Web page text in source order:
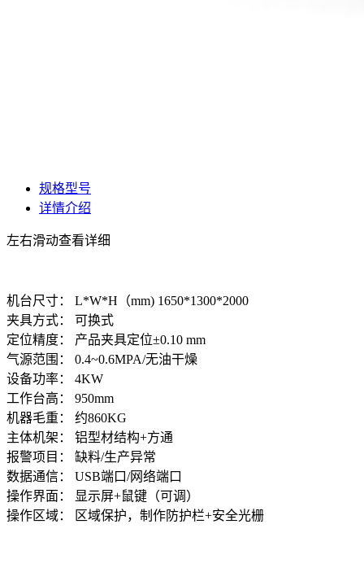
规格型号
详情介绍
左右滑动查看详细
机台尺寸： L*W*H（mm) 1650*1300*2000
夹具方式：
可换式
定位精度：
产品夹具定位±0.10 mm
气源范围 ：
0.4~0.6MPA/无油干燥
设备功率：
4KW
工作台高 ：
950mm
机器毛重：
约860KG
主体机架 ：
铝型材结构+方通
报警项目 ：
缺料/生产异常
数据通信：
USB端口/网络端口
操作界面 ：
显示屏+鼠键（可调）
操作区域： 区域保护，制作防护栏+安全光栅